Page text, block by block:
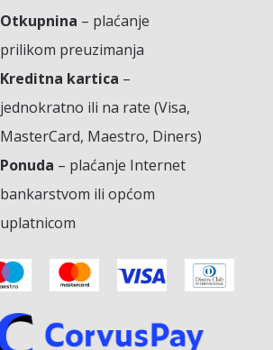
Otkupnina – plaćanje
prilikom preuzimanja
Kreditna kartica –
jednokratno ili na rate (Visa,
MasterCard, Maestro, Diners)
Ponuda – plaćanje Internet
bankarstvom ili općom
uplatnicom